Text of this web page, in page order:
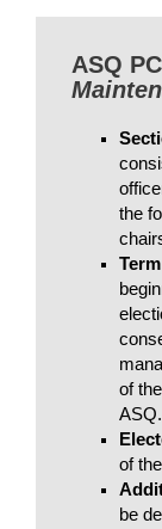
ASQ
the
of
ASQ.
of
be